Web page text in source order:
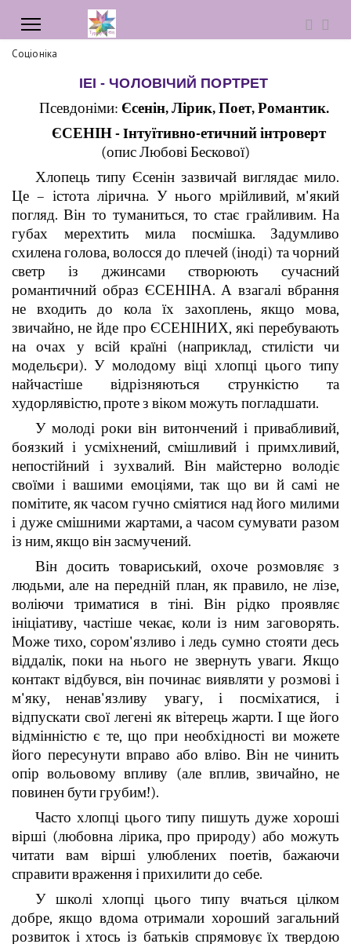
Соціоніка
ІЕІ - ЧОЛОВІЧИЙ ПОРТРЕТ
Псевдоніми: Єсенін, Лірик, Поет, Романтик.
ЄСЕНІН - Iнтуїтивно-етичний інтроверт
(опис Любові Бескової)
Хлопець типу Єсенін зазвичай виглядає мило.
Це – істота лірична. У нього мрійливий, м'який
погляд. Він то туманиться, то стає грайливим. На
губах мерехтить мила посмішка. Задумливо
схилена голова, волосся до плечей (іноді) та чорний
светр із джинсами створюють сучасний
романтичний образ ЄСЕНІНА. А взагалі вбрання
не входить до кола їх захоплень, якщо мова,
звичайно, не йде про ЄСЕНІНИХ, які перебувають
на очах у всій країні (наприклад, стилісти чи
модельєри). У молодому віці хлопці цього типу
найчастіше відрізняються стрункістю та
худорлявістю, проте з віком можуть погладшати.
У молоді роки він витончений і привабливий,
боязкий і усміхнений, смішливий і примхливий,
непостійний і зухвалий. Він майстерно володіє
своїми і вашими емоціями, так що ви й самі не
помітите, як часом гучно сміятися над його милими
і дуже смішними жартами, а часом сумувати разом
із ним, якщо він засмучений.
Він досить товариський, охоче розмовляє з
людьми, але на передній план, як правило, не лізе,
воліючи триматися в тіні. Він рідко проявляє
ініціативу, частіше чекає, коли із ним заговорять.
Може тихо, сором'язливо і ледь сумно стояти десь
віддалік, поки на нього не звернуть уваги. Якщо
контакт відбувся, він починає виявляти у розмові і
м'яку, ненав'язливу увагу, і посміхатися, і
відпускати свої легені як вітерець жарти. І ще його
відмінністю є те, що при необхідності ви можете
його пересунути вправо або вліво. Він не чинить
опір вольовому впливу (але вплив, звичайно, не
повинен бути грубим!).
Часто хлопці цього типу пишуть дуже хороші
вірші (любовна лірика, про природу) або можуть
читати вам вірші улюблених поетів, бажаючи
справити враження і прихилити до себе.
У школі хлопці цього типу вчаться цілком
добре, якщо вдома отримали хороший загальний
розвиток і хтось із батьків спрямовує їх твердою